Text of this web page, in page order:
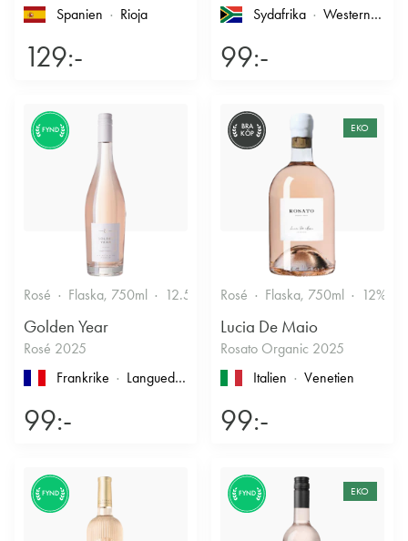
Spanien
Rioja
129:-
Sydafrika
Western Cape
99:-
FYND
Rosé Flaska, 750ml 12.5% Friskt & Bärigt
Golden Year
Rosé 2025
Frankrike
Languedoc-Roussillon , Pays d'Oc
99:-
BRA
KÖP
EKO
Rosé Flaska, 750ml 12%
Lucia De Maio
Rosato Organic 2025
Italien
Venetien
99:-
FYND FYND EKO